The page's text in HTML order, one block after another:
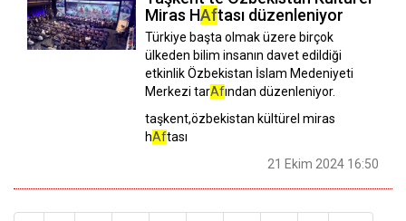
Miras HAftası düzenleniyor
Türkiye başta olmak üzere birçok
ülkeden bilim insanın davet edildiği
etkinlik Özbekistan İslam Medeniyeti
Merkezi tarAfından düzenleniyor.
taşkent,özbekistan kültürel miras
hAftası
21 Ekim 2024 16:50